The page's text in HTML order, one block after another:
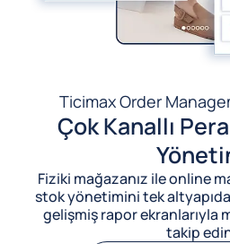
Ticimax Order
Çok Kanallı
Fiziki mağazanız ile online
stok yönetimini tek
gelişmiş rapor ekranlarıyla
takip